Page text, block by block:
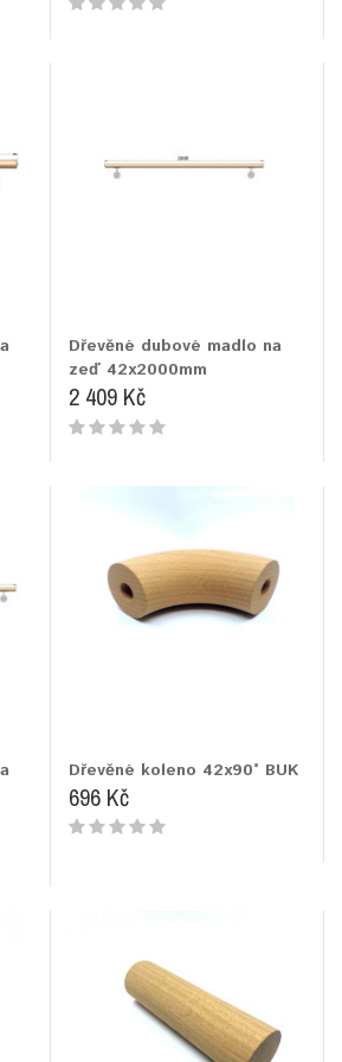
Dřevěné dubové madlo na
zeď 42x2000mm
2 409 Kč
Dřevěné koleno 42x90° BUK
696 Kč